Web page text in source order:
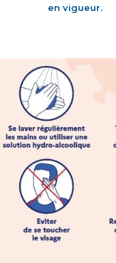
en vigueur.